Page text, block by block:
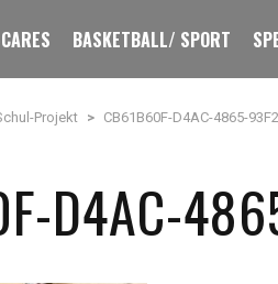
BASKETBALL/ SPORT
Projekt > CB61B60F-D4AC-4865-
D4AC-